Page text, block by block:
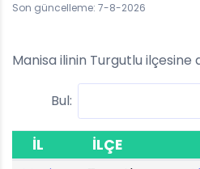
Son güncelleme: 7-8-2026
Manisa ilinin Turgutlu ilçesine
Bul:
İL İLÇE